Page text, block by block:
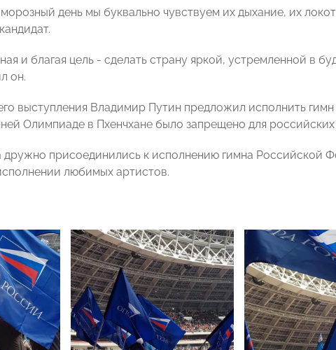
день мы буквально чувствуем их дыхание, их
и благая цель - сделать страну яркой, устремленной в
он.
выступления Владимир Путин предложил исполнить гимн
Олимпиаде в Пхенчхане было запрещено для
дружно присоединились к исполнению гимна Российской
любимых артистов.